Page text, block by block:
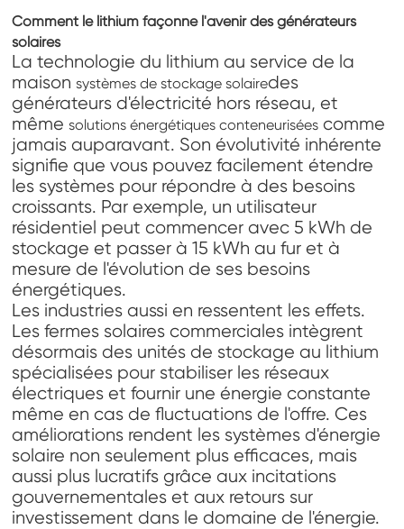
Comment le lithium façonne l'avenir des générateurs
solaires
La technologie du lithium au service de la
maisonsystèmes de stockage solairedes
générateurs d'électricité hors réseau, et
mêmesolutions énergétiques conteneurisées comme
jamais auparavant. Son évolutivité inhérente
signifie que vous pouvez facilement étendre
les systèmes pour répondre à des besoins
croissants. Par exemple, un utilisateur
résidentiel peut commencer avec 5 kWh de
stockage et passer à 15 kWh au fur et à
mesure de l'évolution de ses besoins
énergétiques.
Les industries aussi en ressentent les effets.
Les fermes solaires commerciales intègrent
désormais des unités de stockage au lithium
spécialisées pour stabiliser les réseaux
électriques et fournir une énergie constante
même en cas de fluctuations de l'offre. Ces
améliorations rendent les systèmes d'énergie
solaire non seulement plus efficaces, mais
aussi plus lucratifs grâce aux incitations
gouvernementales et aux retours sur
investissement dans le domaine de l'énergie.